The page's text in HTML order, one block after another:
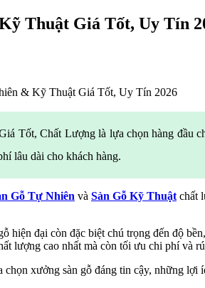
Thuật Giá Tốt, Uy Tín
& Kỹ Thuật Giá Tốt, Uy Tín 2026
Tốt, Chất Lượng là lựa chọn hàng đầu
lâu dài cho khách hàng.
Gỗ Tự Nhiên và Sàn Gỗ Kỹ Thuật chất
hiện đại còn đặc biệt chú trọng đến độ
lượng cao nhất mà còn tối ưu chi phí và
xưởng sàn gỗ đáng tin cậy, những